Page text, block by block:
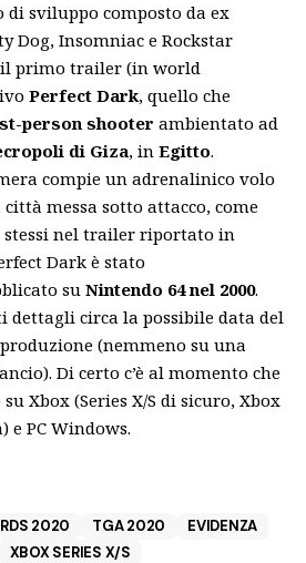
di sviluppo composto da ex
Dog, Insomniac e Rockstar
il primo trailer (in world
Perfect Dark, quello che
person shooter ambientato ad
di Giza, in Egitto.
compie un adrenalinico volo
messa sotto attacco, come
nel trailer riportato in
Dark è stato
suNintendo 64 nel 2000.
dettagli circa la possibile data del
(nemmeno su una
Di certo c’è al momento che
Xbox (Series X/S di sicuro, Xbox
e PC Windows.
2020 TGA 2020
EVIDENZA
XBOX SERIES X/S